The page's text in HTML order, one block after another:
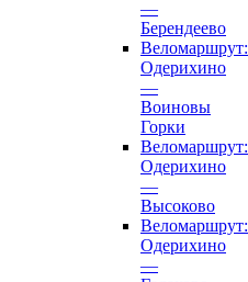
—
Берендеево
Веломаршрут:
Одерихино
—
Воиновы
Горки
Веломаршрут:
Одерихино
—
Высоково
Веломаршрут:
Одерихино
—